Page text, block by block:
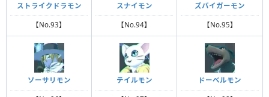
ストライクドラモン
【No.93】
スナイモン
【No.94】
ズバイガーモン
【No.95】
ソーサリモン テイルモン ドーベルモン